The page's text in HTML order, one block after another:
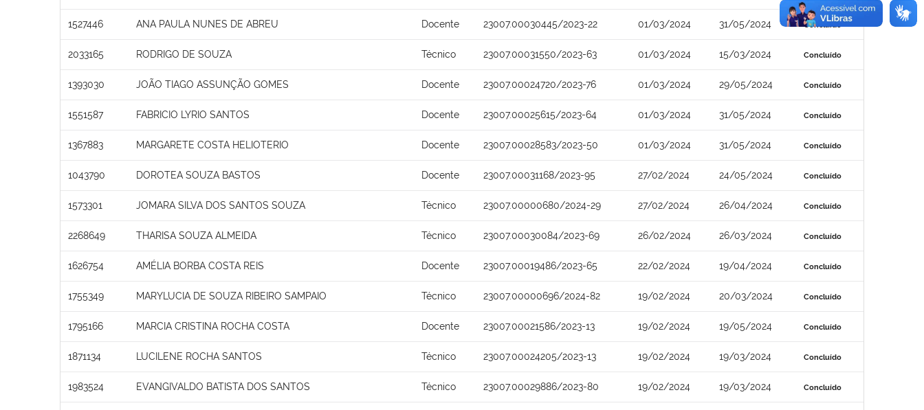
1527446 ANA PAULA NUNES DE ABREU Docente 23007.00030445/2023-22 01/03/2024 31/05/2024 Concluído
2033165 RODRIGO DE SOUZA Técnico 23007.00031550/2023-63 01/03/2024 15/03/2024 Concluído
1393030 JOÃO TIAGO ASSUNÇÃO GOMES Docente 23007.00024720/2023-76 01/03/2024 29/05/2024 Concluído
1551587 FABRICIO LYRIO SANTOS Docente 23007.00025615/2023-64 01/03/2024 31/05/2024 Concluído
1367883 MARGARETE COSTA HELIOTERIO Docente 23007.00028583/2023-50 01/03/2024 31/05/2024 Concluído
1043790 DOROTEA SOUZA BASTOS Docente 23007.00031168/2023-95 27/02/2024 24/05/2024 Concluído
1573301 JOMARA SILVA DOS SANTOS SOUZA Técnico 23007.00000680/2024-29 27/02/2024 26/04/2024 Concluído
2268649 THARISA SOUZA ALMEIDA Técnico 23007.00030084/2023-69 26/02/2024 26/03/2024 Concluído
1626754 AMÉLIA BORBA COSTA REIS Docente 23007.00019486/2023-65 22/02/2024 19/04/2024 Concluído
1755349 MARYLUCIA DE SOUZA RIBEIRO SAMPAIO Técnico 23007.00000696/2024-82 19/02/2024 20/03/2024 Concluído
1795166 MARCIA CRISTINA ROCHA COSTA Docente 23007.00021586/2023-13 19/02/2024 19/05/2024 Concluído
1871134 LUCILENE ROCHA SANTOS Técnico 23007.00024205/2023-13 19/02/2024 19/03/2024 Concluído
1983524 EVANGIVALDO BATISTA DOS SANTOS Técnico 23007.00029886/2023-80 19/02/2024 19/03/2024 Concluído